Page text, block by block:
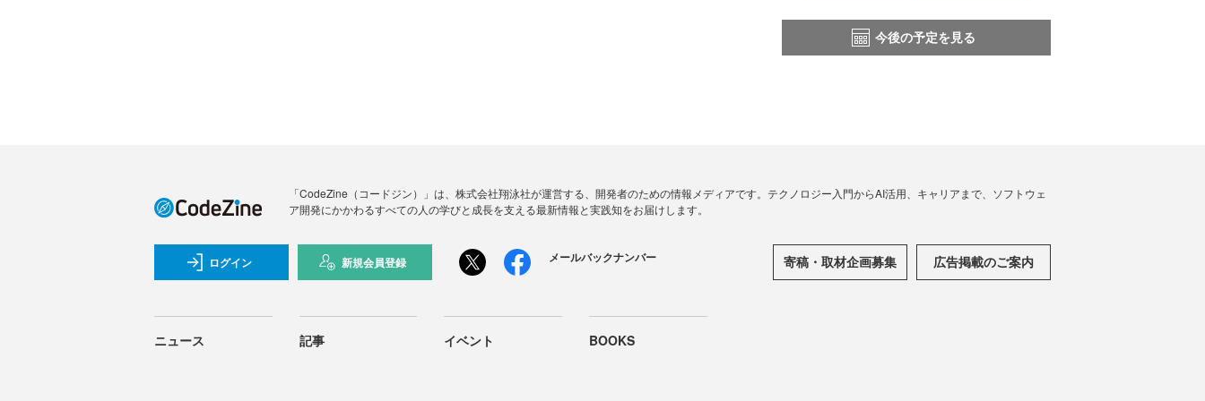
今後の予定を見る
「CodeZine（コードジン）」は、株式会社翔泳社が運営する、開発者のための情報メディアです。テクノロジー入門からAI活用、キャリアまで、ソフトウェ
ア開発にかかわるすべての人の学びと成長を支える最新情報と実践知をお届けします。
ログイン 新規会員登録 メールバックナンバー 寄稿・取材企画募集 広告掲載のご案内
ニュース 記事 イベント BOOKS